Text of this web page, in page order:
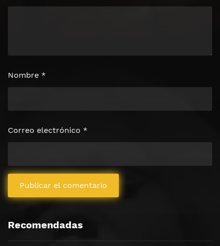
Nombre *
Correo electrónico *
Recomendadas